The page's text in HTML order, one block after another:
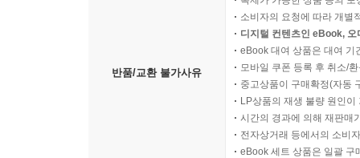
반품/교환 불가사유
소비자의 요청에 따라 개별
디지털 컨텐츠인 eBook,
eBook 대여 상품은 대여 기
모바일 쿠폰 등록 후 취소/
중고상품이 구매확정(자동
LP상품의 재생 불량 원인
시간의 경과에 의해 재판매
전자상거래 등에서의 소비
eBook 세트 상품은 일괄 구